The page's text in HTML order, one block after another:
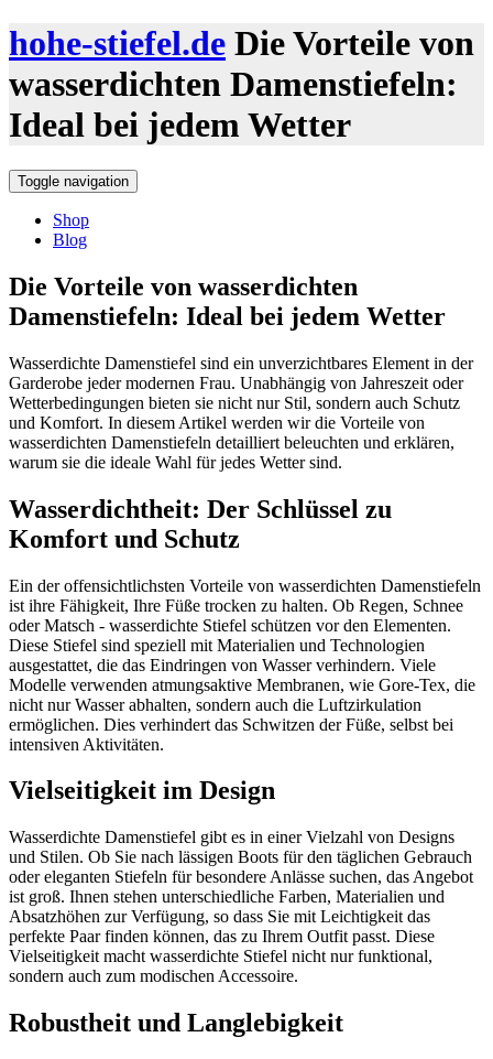
hohe-stiefel.de Die Vorteile von
wasserdichten Damenstiefeln:
Ideal bei jedem Wetter
Toggle navigation
Shop
Blog
Die Vorteile von wasserdichten
Damenstiefeln: Ideal bei jedem Wetter
Wasserdichte Damenstiefel sind ein unverzichtbares Element in der
Garderobe jeder modernen Frau. Unabhängig von Jahreszeit oder
Wetterbedingungen bieten sie nicht nur Stil, sondern auch Schutz
und Komfort. In diesem Artikel werden wir die Vorteile von
wasserdichten Damenstiefeln detailliert beleuchten und erklären,
warum sie die ideale Wahl für jedes Wetter sind.
Wasserdichtheit: Der Schlüssel zu
Komfort und Schutz
Ein der offensichtlichsten Vorteile von wasserdichten Damenstiefeln
ist ihre Fähigkeit, Ihre Füße trocken zu halten. Ob Regen, Schnee
oder Matsch - wasserdichte Stiefel schützen vor den Elementen.
Diese Stiefel sind speziell mit Materialien und Technologien
ausgestattet, die das Eindringen von Wasser verhindern. Viele
Modelle verwenden atmungsaktive Membranen, wie Gore-Tex, die
nicht nur Wasser abhalten, sondern auch die Luftzirkulation
ermöglichen. Dies verhindert das Schwitzen der Füße, selbst bei
intensiven Aktivitäten.
Vielseitigkeit im Design
Wasserdichte Damenstiefel gibt es in einer Vielzahl von Designs
und Stilen. Ob Sie nach lässigen Boots für den täglichen Gebrauch
oder eleganten Stiefeln für besondere Anlässe suchen, das Angebot
ist groß. Ihnen stehen unterschiedliche Farben, Materialien und
Absatzhöhen zur Verfügung, so dass Sie mit Leichtigkeit das
perfekte Paar finden können, das zu Ihrem Outfit passt. Diese
Vielseitigkeit macht wasserdichte Stiefel nicht nur funktional,
sondern auch zum modischen Accessoire.
Robustheit und Langlebigkeit